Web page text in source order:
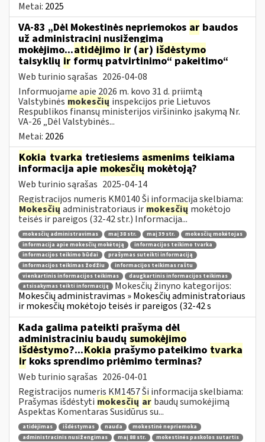
Metai: 2025
VA-83 „Dėl Mokestinės nepriemokos ar baudos
už administracinį nusižengimą
mokėjimo...atidėjimo ir (ar) išdėstymo
taisyklių ir formų patvirtinimo“ pakeitimo“
Web turinio sąrašas 2026-04-08
Informuojame apie 2026 m. kovo 31 d. priimtą
Valstybinės mokesčių inspekcijos prie Lietuvos
Respublikos finansų ministerijos viršininko įsakymą Nr.
VA-26 „Dėl Valstybinės...
Metai: 2026
Kokia tvarka tretiesiems asmenims teikiama
informacija apie mokesčiųmokėtoją?
Web turinio sąrašas 2025-04-14
Registracijos numeris KM0140 Ši informacija skelbiama:
Mokesčių administratoriaus ir mokesčių mokėtojo
teisės ir pareigos (32-42 str.) Informacija...
mokesčių administravimas maį 38 str. maį 39 str.
mokesčių mokėtojas
informacija apie mokesčių mokėtoją
informacijos teikimo tvarka
informacijos teikimo būdai
prašymas suteikti informaciją
informacijos teikimas žodžiu
informacijos teikimas raštu
vienkartinis informacijos teikimas
daugkartinis informacijos teikimas
atsisakymas teikti informaciją
Mokesčių žinyno kategorijos:
Mokesčių administravimas » Mokesčių administratoriaus
ir mokesčių mokėtojo teisės ir pareigos (32-42 s
Kada galima pateikti prašymą dėl
administracinių baudų sumokėjimo
išdėstymo?...Kokia prašymo pateikimo tvarka
irkoks sprendimo priėmimo terminas?
Web turinio sąrašas 2026-04-01
Registracijos numeris KM1457 Ši informacija skelbiama:
Prašymas išdėstyti mokesčių ar baudų sumokėjimą
Aspektas Komentaras Susidūrus su...
atidėjimas išdėstymas nauda
mokestinė nepriemoka
administracinis nusižengimas
maį 88 str.
mokestinės paskolos sutartis